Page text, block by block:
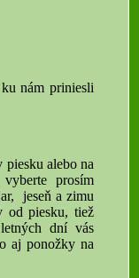
nám priniesli
alebo na
prosím
jeseň a zimu
od piesku, tiež
dní vás
aj ponožky na